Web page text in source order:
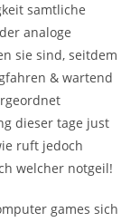
samtliche
analoge
sie sind, seitdem
& wartend
dieser tage just
ruft jedoch
welcher notgeil!
games sich